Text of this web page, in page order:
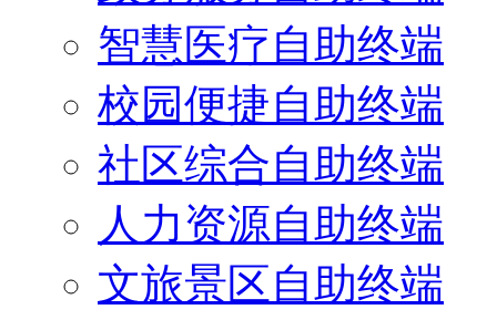
智慧医疗自助终端
校园便捷自助终端
社区综合自助终端
人力资源自助终端
文旅景区自助终端